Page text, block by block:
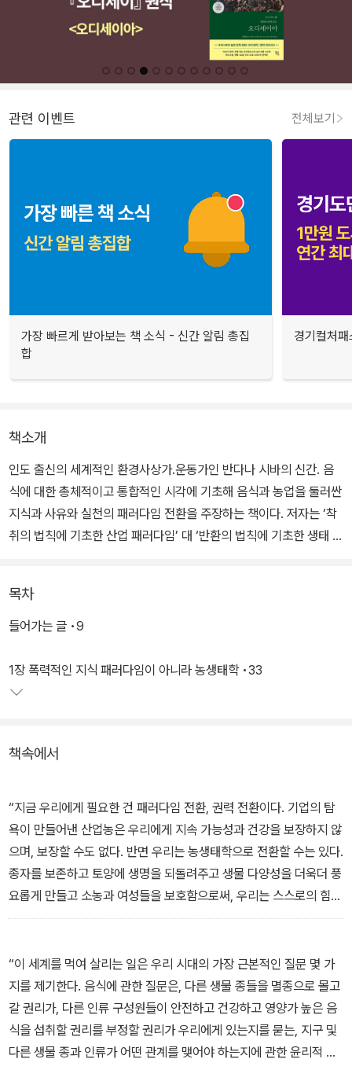
관련 이벤트 전체보기
가장 빠르게 받아보는 책 소식 - 신간 알림 총집
합
경기컬처
책소개
인도 출신의 세계적인 환경사상가.운동가인 반다나 시바의 신간. 음
식에 대한 총체적이고 통합적인 시각에 기초해 음식과 농업을 둘러싼
지식과 사유와 실천의 패러다임 전환을 주장하는 책이다. 저자는 ‘착
취의 법칙에 기초한 산업 패러다임’ 대 ‘반환의 법칙에 기초한 생태 패
과 농업 시스템의 붕괴를 가져왔다는 것이다.
생명 다양성에 기초한 소농 중심의 생태 패러다임으로 전환하는 것만
이 지구의 안녕과 사회의 안전을 지키는 길이라고 말한다. 이 전환은
오늘과 내일의 세계를 누가 먹여 살릴 것인가? 반다나 시바는 이 질
문에 분명하게 답한다. ‘푸드’가 생명의 그물이고 ‘세계’가 가이아라
면, 이 세계를 먹여 살리는 것은 생물 다양성, 그리고 소농들의 지혜라
고. “30여 년의 연구와 삶의 경험은 내게 한 가지 진실을 가르쳐주었
다. 식량 문제의 해답은 산업농이 아니라 농생태학에, 생태농업에 있
목차
들어가는 글 •9
1장 폭력적인 지식 패러다임이 아니라 농생태학 •33
책속에서
“지금 우리에게 필요한 건 패러다임 전환, 권력 전환이다. 기업의 탐
욕이 만들어낸 산업농은 우리에게 지속 가능성과 건강을 보장하지 않
으며, 보장할 수도 없다. 반면 우리는 농생태학으로 전환할 수는 있다.
종자를 보존하고 토양에 생명을 되돌려주고 생물 다양성을 더욱더 풍
요롭게 만들고 소농과 여성들을 보호함으로써, 우리는 스스로의 힘으
로 우리의 식탁을 풍성하게 차릴 수 있다. 우리의 아름다운 지구를 궁
릴 수 있는지 아닌지는 순전히 우리 손에 달려 있다. 지구와 지구에 사
는 모든 사람들의 건강과 안녕을 위해 작동하는 푸드 시스템을 위한
희망의 씨앗 말이다.”
“이 세계를 먹여 살리는 일은 우리 시대의 가장 근본적인 질문 몇 가
지를 제기한다. 음식에 관한 질문은, 다른 생물 종들을 멸종으로 몰고
갈 권리가, 다른 인류 구성원들이 안전하고 건강하고 영양가 높은 음
식을 섭취할 권리를 부정할 권리가 우리에게 있는지를 묻는, 지구 및
다른 생물 종과 인류가 어떤 관계를 맺어야 하는지에 관한 윤리적 질